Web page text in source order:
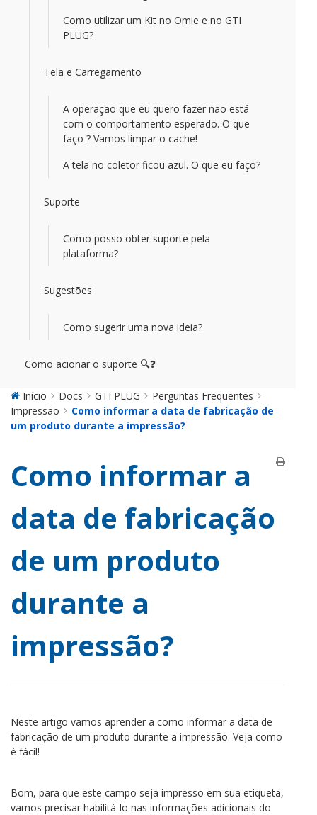
Como utilizar um Kit no Omie e no GTI
PLUG?
Tela e Carregamento
A operação que eu quero fazer não está
com o comportamento esperado. O que
faço ? Vamos limpar o cache!
A tela no coletor ficou azul. O que eu faço?
Suporte
Como posso obter suporte pela
plataforma?
Sugestões
Como sugerir uma nova ideia?
Como acionar o suporte 🔍❓
Início Docs GTI PLUG
Perguntas Frequentes
Impressão
Como informar a data de fabricação de
um produto durante a impressão?
Como informar a
data de fabricação
de um produto
durante a
impressão?
Neste artigo vamos aprender a como informar a data de
fabricação de um produto durante a impressão. Veja como
é fácil!
Bom, para que este campo seja impresso em sua etiqueta,
vamos precisar habilitá-lo nas informações adicionais do